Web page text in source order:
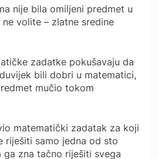
nije bila omiljeni predmet u
volite – zlatne sredine
zadatke pokušavaju da
bili dobri u matematici,
mučio tokom
matematički zadatak za koji
riješiti samo jedna od sto
zna tačno riješiti svega